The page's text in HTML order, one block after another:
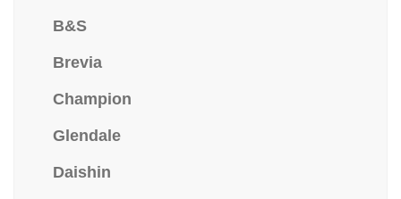
B&S
Brevia
Champion
Glendale
Daishin